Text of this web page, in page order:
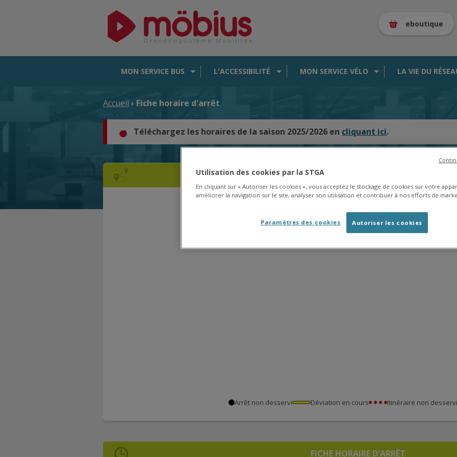
eboutique
MON SERVICE BUS L'ACCESSIBILITÉ MON SERVICE VÉLO LA VIE DU
Accueil › Fiche horaire d'arrêt
Téléchargez les horaires de la saison 2025/2026 en cliquant ici.
CARTE DES BUS EN TEMPS RÉEL
Arrêt non desservi Déviation en cours Itinéraire non desservi
FICHE HORAIRE D'ARRÊT
Utilisation des cookies par la STGA
En cliquant sur « Autoriser les cookies », vous acceptez le stockage de cookies sur votre
améliorer la navigation sur le site, analyser son utilisation et contribuer à nos efforts de
Autoriser les cookies
Paramètres des cookies